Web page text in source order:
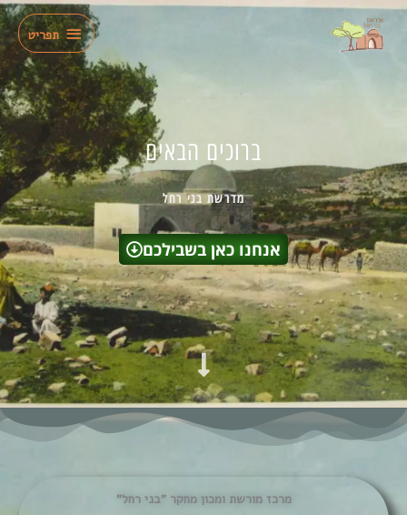
דילוג
לתוכן
תפריט
תפריט
ברוכים הבאים
מדרשת בני רחל
אנחנו כאן בשבילכם
מרכז מורשת ומכון מחקר "בני רחל"